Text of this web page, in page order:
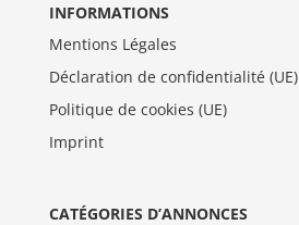
INFORMATIONS
Mentions Légales
Déclaration de confidentialité (UE)
Politique de cookies (UE)
Imprint
CATÉGORIES D’ANNONCES